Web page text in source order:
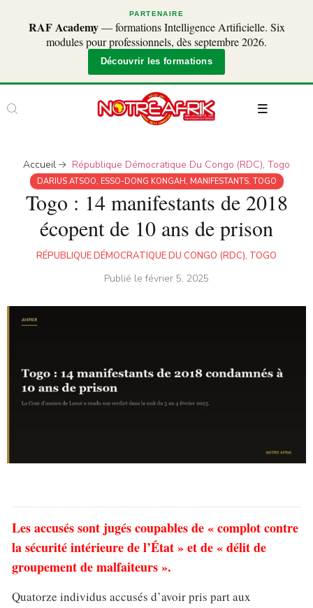
PARTENAIRE
RAF Academy— formations Intelligence Artificielle. Six
modules pour professionnels, dès septembre 2026.
Découvrir les formations
Accueil République Démocratique Du Congo (RDC), Togo
DARIUS ATSOO, ESSO-DONG KONGAH, MANIFESTANTS, TOGO
Togo : 14 manifestants de 2018
écopent de 10 ans de prison
RÉPUBLIQUE DÉMOCRATIQUE DU CONGO (RDC), TOGO
Publié lefévrier 5, 2025
Les accusés sont jugés coupables de « complot contre
la sécurité intérieure de l’État » et de « délit de
groupement de malfaiteurs ».
Quatorze individus accusés d’avoir pris part aux